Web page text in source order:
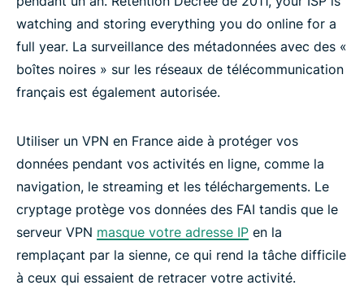
watching and storing everything you do online for a
full year. La surveillance des métadonnées avec des «
boîtes noires » sur les réseaux de télécommunication
français est également autorisée.
Utiliser un VPN en France aide à protéger vos
données pendant vos activités en ligne, comme la
navigation, le streaming et les téléchargements. Le
cryptage protège vos données des FAI tandis que le
serveur VPN masque votre adresse IP en la
remplaçant par la sienne, ce qui rend la tâche difficile
à ceux qui essaient de retracer votre activité.